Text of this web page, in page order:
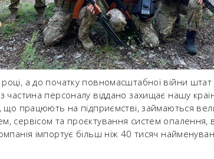
а до початку повномасштабної війни
частина персоналу віддано захищає нашу
що працюють на підприємстві, займаються
сервісом та проєктування систем опалення,
імпортує більш ніж 40 тисяч